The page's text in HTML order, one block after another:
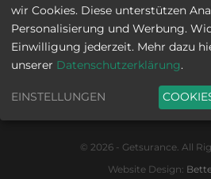
Datenschutz
© 2026 - Getsurance. All
Website Design:
wir Cookies. Diese unterstützen
Personalisierung und Werbung.
Einwilligung jederzeit. Mehr dazu
unserer Datenschutzerklärung.
EINSTELLUNGEN